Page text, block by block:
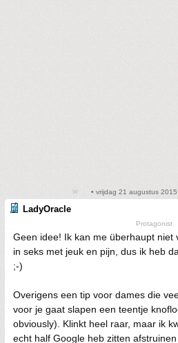
• vrijdag 21 augustus
LadyOracle
Protagonist
Geen idee! Ik kan me überhaupt niet
in seks met jeuk en pijn, dus ik heb
;-)
Overigens een tip voor dames die
voor je gaat slapen een teentje
obviously). Klinkt heel raar, maar ik
echt half Google heb zitten